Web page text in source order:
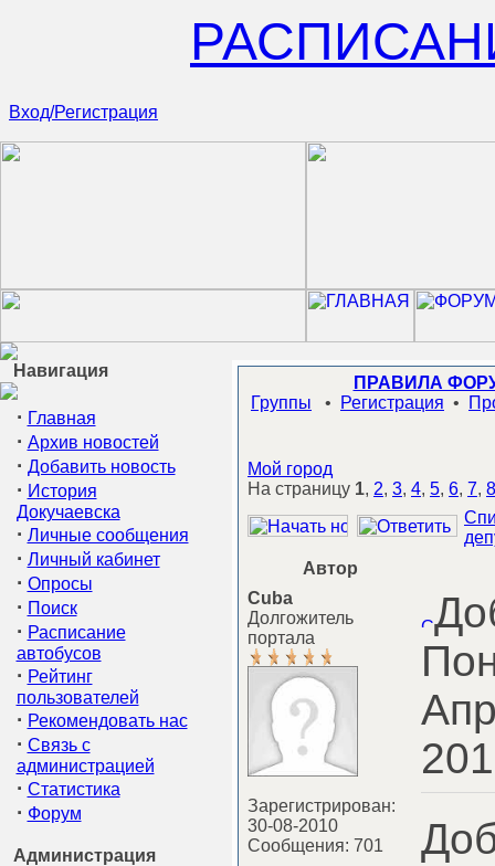
Вход/Регистрация
Навигация
· Главная
· Архив новостей
· Добавить новость
· История
Докучаевска
· Личные сообщения
· Личный кабинет
· Опросы
· Поиск
· Расписание
автобусов
· Рейтинг
пользователей
· Рекомендовать нас
· Связь с
администрацией
· Статистика
· Форум
Администрация
ПРАВИЛА
Группы • Регистрация •
Мой город
На страницу 1, 2, 3, 4, 5, 6, 7, 8
Автор
Cuba
Долгожитель
портала
Зарегистрирован:
30-08-2010
Сообщения: 701